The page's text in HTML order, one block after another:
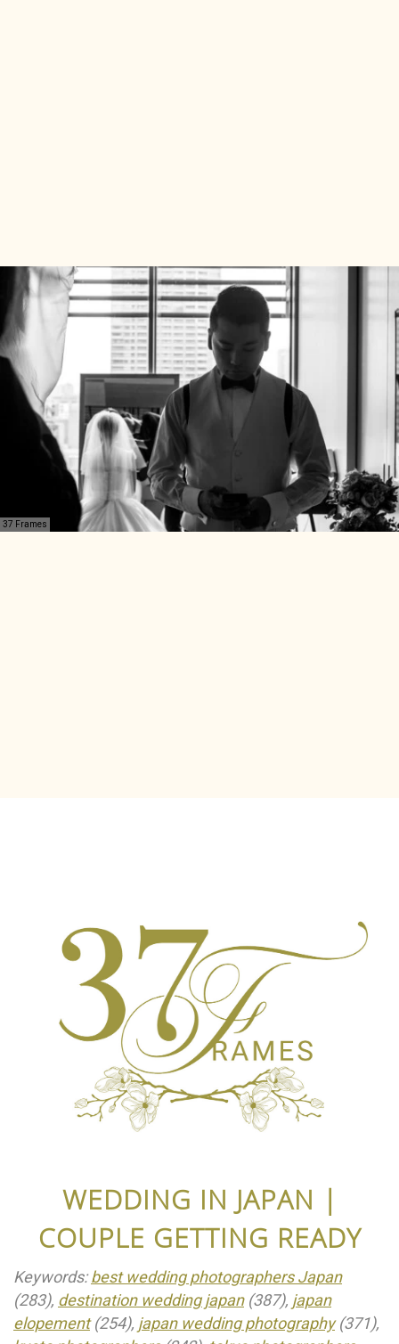
37 Frames
WEDDING IN JAPAN |
COUPLE GETTING READY
Keywords:best wedding photographers Japan
(283), destination wedding japan(387), japan
elopement(254), japan wedding photography(371),